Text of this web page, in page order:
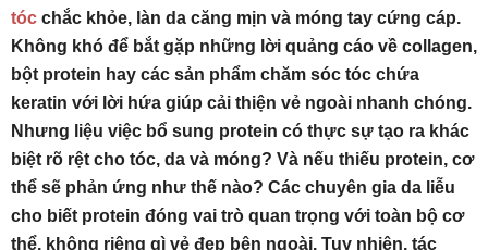
tóc chắc khỏe, làn da căng mịn và móng tay cứng cáp.
Không khó để bắt gặp những lời quảng cáo về collagen,
bột protein hay các sản phẩm chăm sóc tóc chứa
keratin với lời hứa giúp cải thiện vẻ ngoài nhanh chóng.
Nhưng liệu việc bổ sung protein có thực sự tạo ra khác
biệt rõ rệt cho tóc, da và móng? Và nếu thiếu protein, cơ
thể sẽ phản ứng như thế nào? Các chuyên gia da liễu
cho biết protein đóng vai trò quan trọng với toàn bộ cơ
thể, không riêng gì vẻ đẹp bên ngoài. Tuy nhiên, tác